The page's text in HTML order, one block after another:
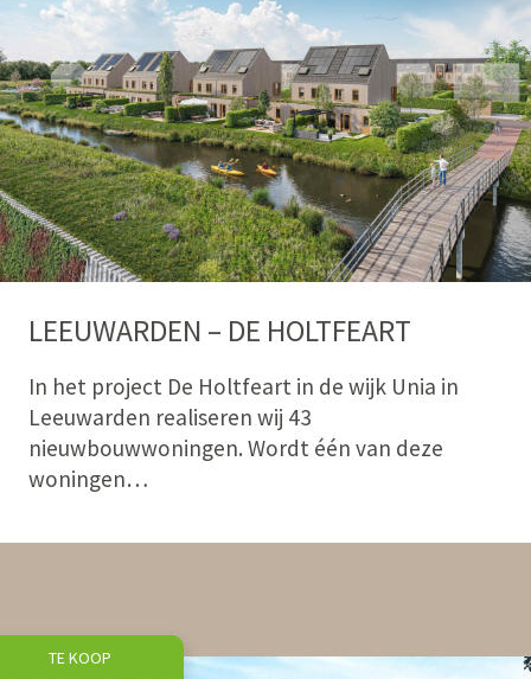
LEEUWARDEN – DE HOLTFEART
In het project De Holtfeart in de wijk Unia in
Leeuwarden realiseren wij 43
nieuwbouwwoningen. Wordt één van deze
woningen…
TE KOOP